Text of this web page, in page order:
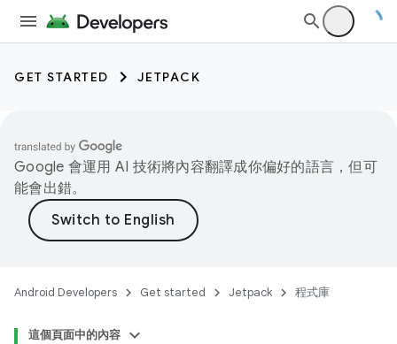
GET STARTED JETPACK
Google 會運用 AI 技術將內容翻譯成你偏好的語言，但可
能會出錯。
Android Developers Get started Jetpack 程式庫
這個頁面中的內容